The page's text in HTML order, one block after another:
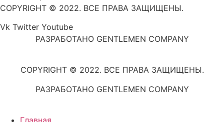
COPYRIGHT © 2022. ВСЕ ПРАВА ЗАЩИЩЕНЫ.
Vk Twitter Youtube
РАЗРАБОТАНО GENTLEMEN COMPANY
COPYRIGHT © 2022. ВСЕ ПРАВА ЗАЩИЩЕНЫ.
РАЗРАБОТАНО GENTLEMEN COMPANY